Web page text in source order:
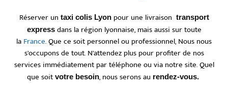
Réserver un taxi colis Lyonpour une livraison transport
expressdans la région lyonnaise, mais aussi sur toute
la France. Que ce soit personnel ou professionnel, Nous nous
s’occupons de tout. N’attendez plus pour profiter de nos
services immédiatement par téléphone ou via notre site. Quel
que soit votre besoin, nous serons au rendez-vous.